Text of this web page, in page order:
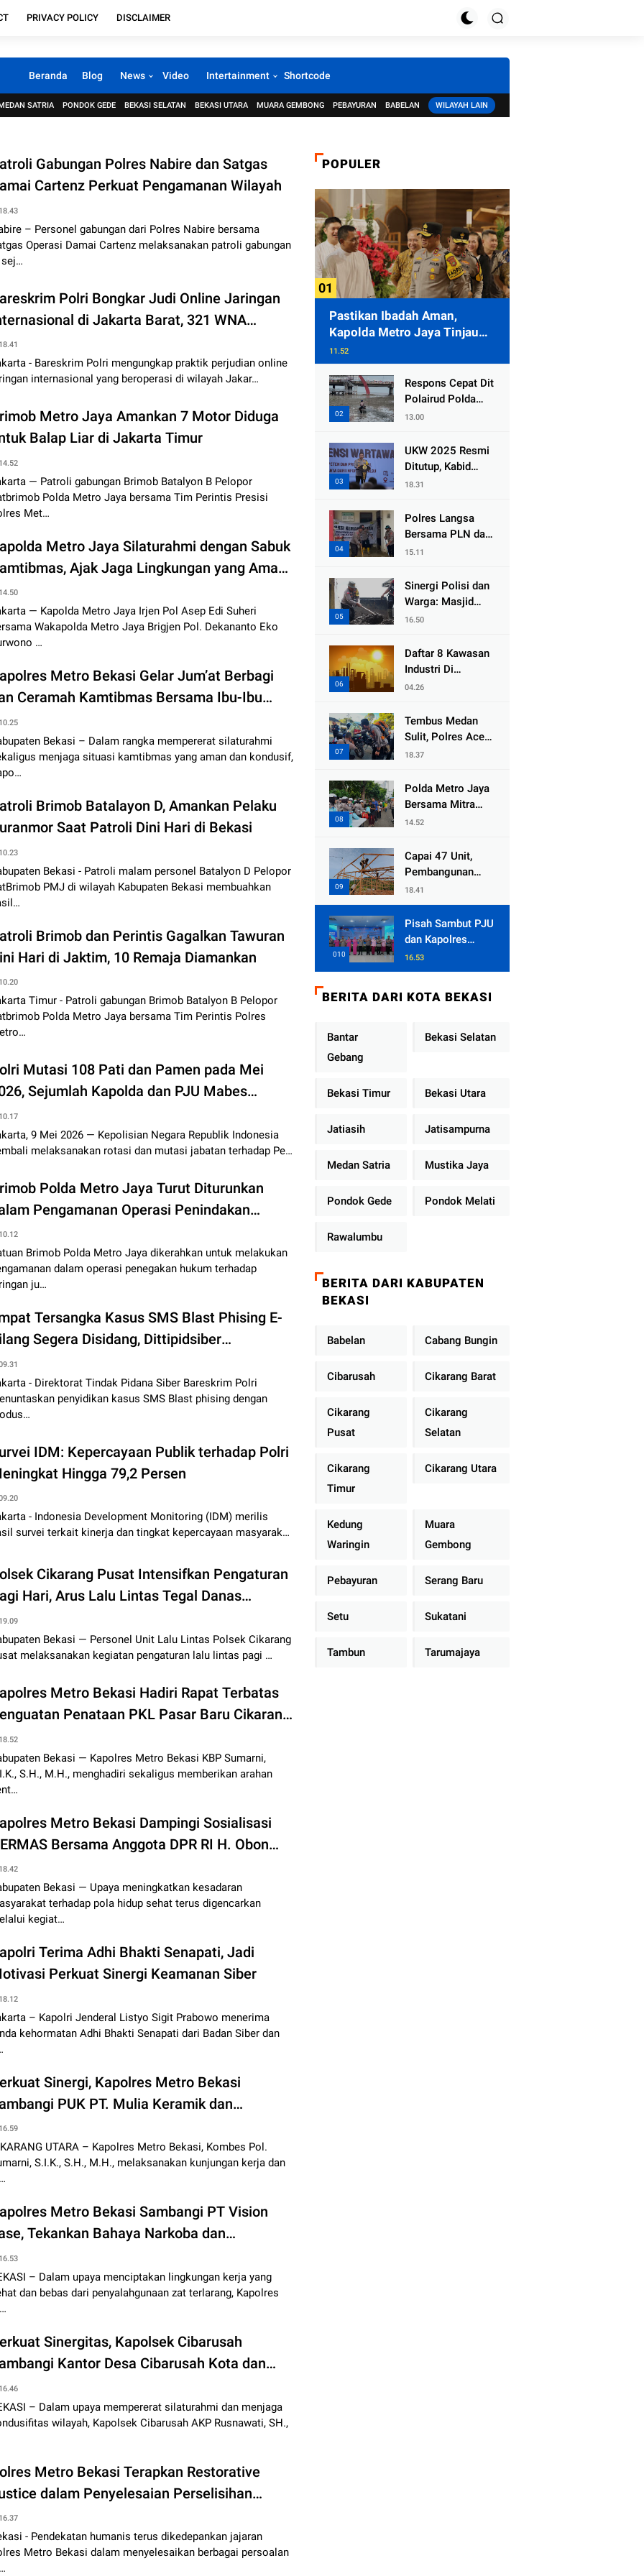
PRIVACY POLICY DISCLAIMER
Beranda Blog News Video Intertainment Shortcode
SATRIA PONDOK GEDE BEKASI SELATAN BEKASI UTARA MUARA GEMBONG PEBAYURAN BABELAN WILAYAH LAIN
Gabungan Polres Nabire dan Satgas
Cartenz Perkuat Pengamanan Wilayah
18.43
– Personel gabungan dari Polres Nabire bersama
Operasi Damai Cartenz melaksanakan patroli gabungan
Polri Bongkar Judi Online Jaringan
di Jakarta Barat, 321 WNA
18.41
- Bareskrim Polri mengungkap praktik perjudian online
internasional yang beroperasi di wilayah Jakar…
Metro Jaya Amankan 7 Motor Diduga
Balap Liar di Jakarta Timur
14.52
— Patroli gabungan Brimob Batalyon B Pelopor
Polda Metro Jaya bersama Tim Perintis Presisi
Met…
Metro Jaya Silaturahmi dengan Sabuk
Ajak Jaga Lingkungan yang Aman
Tertib
14.50
— Kapolda Metro Jaya Irjen Pol Asep Edi Suheri
Wakapolda Metro Jaya Brigjen Pol. Dekananto Eko
…
Metro Bekasi Gelar Jum’at Berbagi
Ceramah Kamtibmas Bersama Ibu-Ibu
Kamtibmas di Cikarang Utara
10.25
Bekasi – Dalam rangka mempererat silaturahmi
menjaga situasi kamtibmas yang aman dan kondusif,
Brimob Batalayon D, Amankan Pelaku
Saat Patroli Dini Hari di Bekasi
10.23
Bekasi - Patroli malam personel Batalyon D Pelopor
PMJ di wilayah Kabupaten Bekasi membuahkan
Brimob dan Perintis Gagalkan Tawuran
Hari di Jaktim, 10 Remaja Diamankan
10.20
Timur - Patroli gabungan Brimob Batalyon B Pelopor
Polda Metro Jaya bersama Tim Perintis Polres
Mutasi 108 Pati dan Pamen pada Mei
Sejumlah Kapolda dan PJU Mabes
10.17
9 Mei 2026 — Kepolisian Negara Republik Indonesia
melaksanakan rotasi dan mutasi jabatan terhadap Pe…
Polda Metro Jaya Turut Diturunkan
Pengamanan Operasi Penindakan
Judi Online Internasional
10.12
Brimob Polda Metro Jaya dikerahkan untuk melakukan
dalam operasi penegakan hukum terhadap
ju…
Tersangka Kasus SMS Blast Phising E-
Segera Disidang, Dittipidsiber
Tersangka dan Barang Bukti ke
- Direktorat Tindak Pidana Siber Bareskrim Polri
penyidikan kasus SMS Blast phising dengan
IDM: Kepercayaan Publik terhadap Polri
Hingga 79,2 Persen
- Indonesia Development Monitoring (IDM) merilis
survei terkait kinerja dan tingkat kepercayaan masyarak…
Cikarang Pusat Intensifkan Pengaturan
Hari, Arus Lalu Lintas Tegal Danas
Ramai Lancar
19.09
Bekasi — Personel Unit Lalu Lintas Polsek Cikarang
melaksanakan kegiatan pengaturan lalu lintas pagi …
Metro Bekasi Hadiri Rapat Terbatas
Penataan PKL Pasar Baru Cikarang,
Solusi Humanis dan Penegakan
18.52
Bekasi — Kapolres Metro Bekasi KBP Sumarni,
S.H., M.H., menghadiri sekaligus memberikan arahan
Metro Bekasi Dampingi Sosialisasi
Bersama Anggota DPR RI H. Obon
Soroti Bahaya Penyalahgunaan Obat
G dan Pentingnya Hidup Sehat
18.42
Bekasi — Upaya meningkatkan kesadaran
terhadap pola hidup sehat terus digencarkan
kegiat…
Terima Adhi Bhakti Senapati, Jadi
Perkuat Sinergi Keamanan Siber
18.12
– Kapolri Jenderal Listyo Sigit Prabowo menerima
kehormatan Adhi Bhakti Senapati dari Badan Siber dan
Sinergi, Kapolres Metro Bekasi
PUK PT. Mulia Keramik dan
Layanan 110
16.59
UTARA – Kapolres Metro Bekasi, Kombes Pol.
S.I.K., S.H., M.H., melaksanakan kunjungan kerja dan
Metro Bekasi Sambangi PT Vision
Tekankan Bahaya Narkoba dan
Layanan 110
16.53
– Dalam upaya menciptakan lingkungan kerja yang
dan bebas dari penyalahgunaan zat terlarang, Kapolres
Sinergitas, Kapolsek Cibarusah
Kantor Desa Cibarusah Kota dan
Layanan 110
16.46
– Dalam upaya mempererat silaturahmi dan menjaga
wilayah, Kapolsek Cibarusah AKP Rusnawati, SH.,
Metro Bekasi Terapkan Restorative
dalam Penyelesaian Perselisihan
di Tambun Selatan
16.37
- Pendekatan humanis terus dikedepankan jajaran
Metro Bekasi dalam menyelesaikan berbagai persoalan
POPULER
Pastikan Ibadah Aman,
Kapolda Metro Jaya Tinjau
Pengamanan Gereja di Kelapa
Gading
11.52
Respons Cepat Dit
Polairud Polda
Jatim Selamatkan
Lumpur di Wisata
Kenjeran
13.00
UKW 2025 Resmi
Ditutup, Kabid
Humas PMJ: Pers
Strategis Polri
Tangkal Hoaks
18.31
Polres Langsa
Bersama PLN dan
Warga
Kemanusiaan
Pascabanjir di
15.11
Sinergi Polisi dan
Warga: Masjid
Syuhada, Bener
dari Duka Bencana
16.50
Daftar 8 Kawasan
Industri Di
Kabupaten Bekasi,
Cinlok Juga Ada
Gak ?
04.26
Tembus Medan
Sulit, Polres Aceh
Tengah
Sembako dan
Sling Baja ke
18.37
Polda Metro Jaya
Bersama Mitra
Gelar Jumat
Kepedulian Sosial
14.52
Capai 47 Unit,
Pembangunan
Huntara Sat
Brimob Polda
Sumbar Terus
Berjalan di Pauh
18.41
Pisah Sambut PJU
dan Kapolres
Jajaran, Kapolda
Metro Jaya
Pelayanan Publik
16.53
BERITA DARI KOTA BEKASI
Bantar
Gebang
Bekasi Selatan
Bekasi Timur Bekasi Utara
Jatiasih Jatisampurna
Medan Satria Mustika Jaya
Pondok Gede Pondok Melati
Rawalumbu
BERITA DARI KABUPATEN
BEKASI
Babelan Cabang Bungin
Cibarusah Cikarang Barat
Cikarang
Pusat
Cikarang
Selatan
Cikarang
Timur
Cikarang Utara
Kedung
Waringin
Muara
Gembong
Pebayuran Serang Baru
Setu Sukatani
Tambun Tarumajaya